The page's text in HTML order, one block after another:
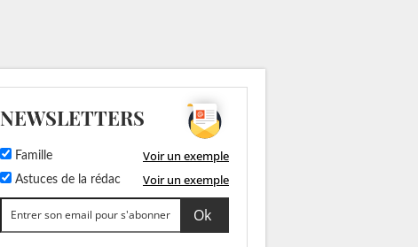
NEWSLETTERS
Famille Voir un exemple
Astuces de la rédac Voir un exemple